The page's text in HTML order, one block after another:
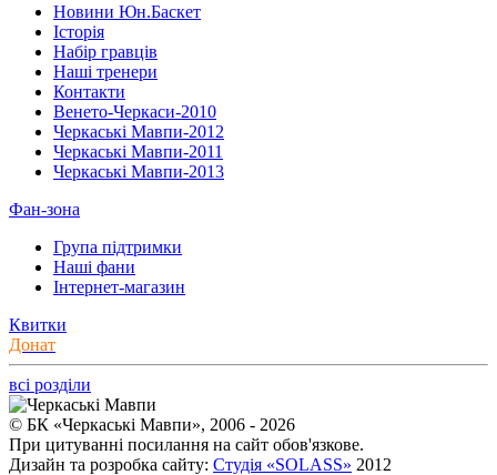
Новини Юн.Баскет
Історія
Набір гравців
Наші тренери
Контакти
Венето-Черкаси-2010
Черкаські Мавпи-2012
Черкаські Мавпи-2011
Черкаські Мавпи-2013
Фан-зона
Група підтримки
Наші фани
Інтернет-магазин
Квитки
Донат
всі розділи
© БК «Черкаські Мавпи», 2006 - 2026
При цитуванні посилання на сайт обов'язкове.
Дизайн та розробка сайту: Студія «SOLASS» 2012